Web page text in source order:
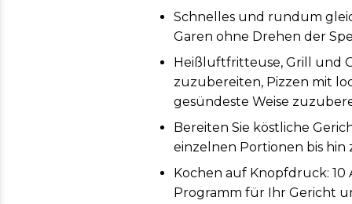
Schnelles und rundum
Garen ohne Drehen der
Heißluftfritteuse, Grill und
zuzubereiten, Pizzen mit
gesündeste Weise
Bereiten Sie köstliche
einzelnen Portionen bis hin
Kochen auf Knopfdruck:
Programm für Ihr Gericht